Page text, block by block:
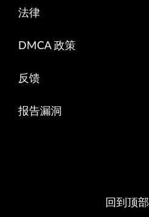
法律
DMCA 政策
反馈
报告漏洞
回到顶部